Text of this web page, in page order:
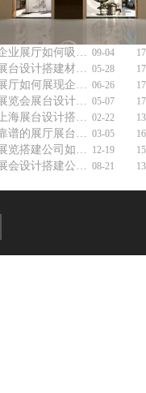
09-04
展台设计搭建材料有什么？ 05-28
06-26
展览会展台设计搭建如何做好？ 05-07
02-22
03-05
12-19
08-21